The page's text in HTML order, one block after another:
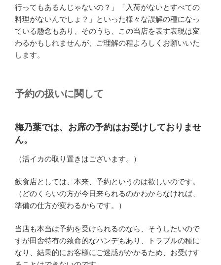
行ってもあるんじゃないの？」「入荷がないとすべての
料理がないんでしょ？」といった様々な誤解の種になっ
ている懸念もあり、そのうち、この当店を表す表現は変
わるかもしれませんが、ご理解の程よろしくお願いいた
します。
予約の扱いに関して
梅乃葉では、お席の予約はお受けしておりませ
ん。
（活イカの取り置きはございます。）
飲食店としては、本来、予約というのは欲しいのです。
（どのくらいの方が今日来られるのかわからなければ、
準備の仕方が変わるからです。）
当店も本当は予約を受けられるのなら、そうしたいので
すが田舎特有の致命的なハンデもあり、トラブルの種に
なり、結果的にお客様にご迷惑がかかるため、お受けす